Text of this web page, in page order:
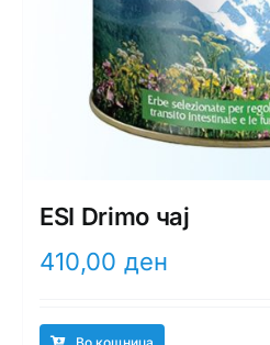
ESI Drimo чај
410,00 ден